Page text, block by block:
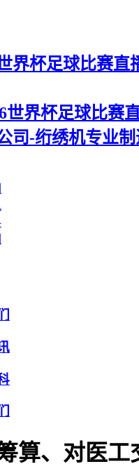
界杯足球比赛直
算、对医工